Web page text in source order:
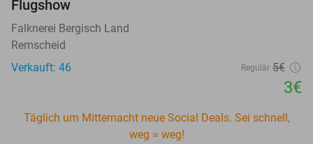
Flugshow
Falknerei Bergisch Land
Remscheid
Verkauft: 46
Regulär 5€
3€
Täglich um Mitternacht neue Social Deals. Sei schnell,
weg = weg!